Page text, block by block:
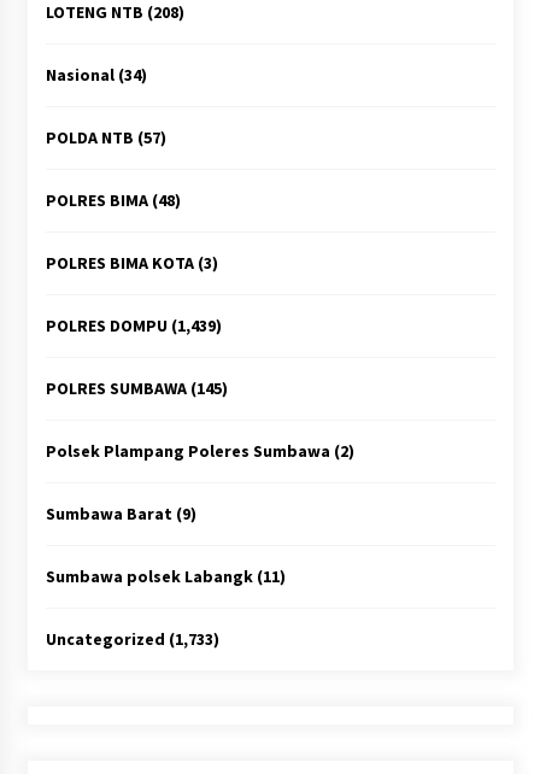
LOTENG NTB (208)
Nasional(34)
POLDA NTB (57)
POLRES BIMA(48)
POLRES BIMA KOTA(3)
POLRES DOMPU(1,439)
POLRES SUMBAWA(145)
Polsek Plampang Poleres Sumbawa (2)
Sumbawa Barat(9)
Sumbawa polsek Labangk(11)
Uncategorized (1,733)